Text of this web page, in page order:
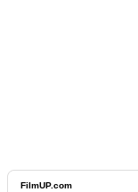
FilmUP.com